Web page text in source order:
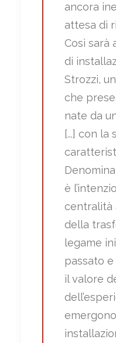
ancora
attesa di
Così sarà
di
Strozzi,
che
nate da
[...] con la
è
centralità
della
legame
passato
il valore